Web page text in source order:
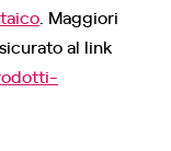
. Maggiori
al link